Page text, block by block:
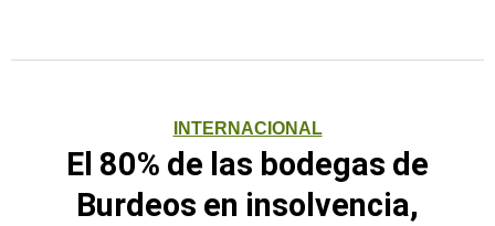
INTERNACIONAL
El 80% de las bodegas de
Burdeos en insolvencia,